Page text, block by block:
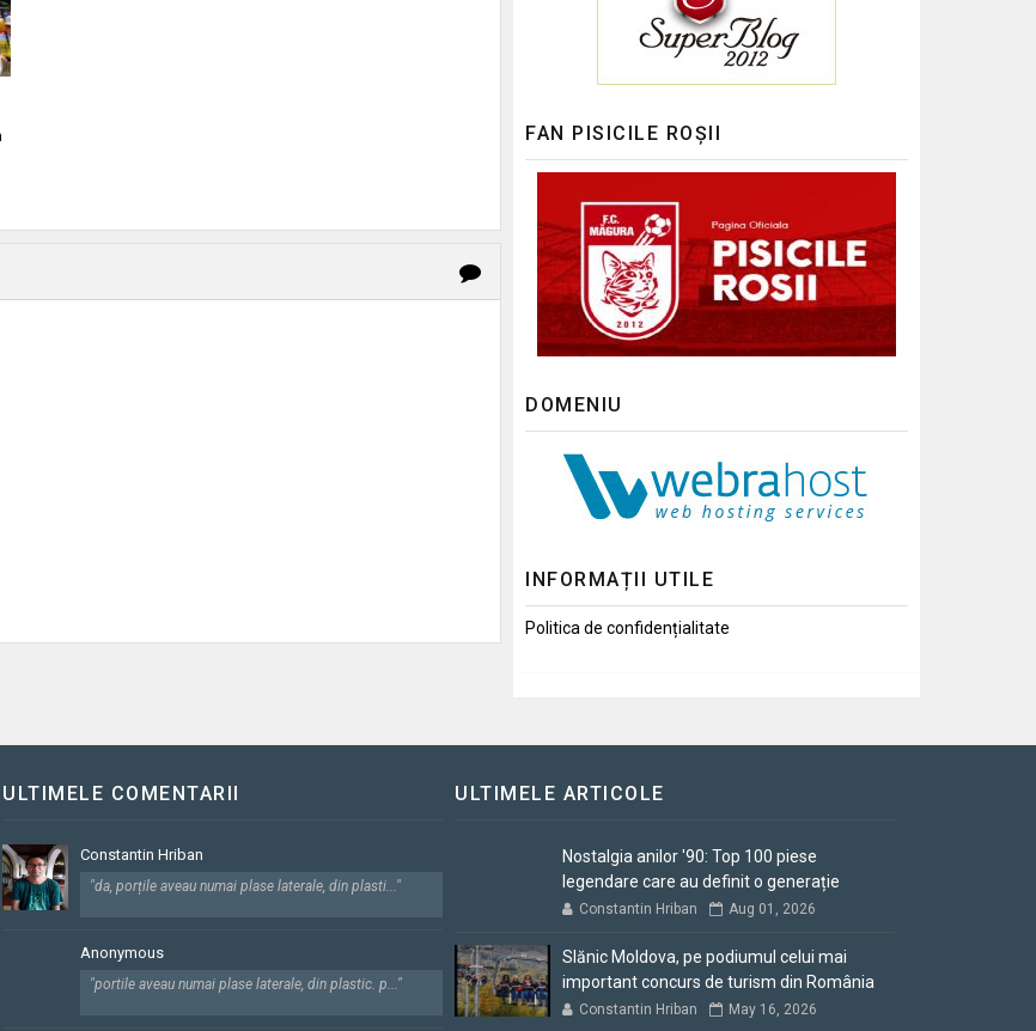
FAN PISICILE ROȘII
DOMENIU
INFORMAȚII UTILE
Politica de confidențialitate
ULTIMELE COMENTARII
Constantin Hriban
"da, porțile aveau numai plase laterale, din plasti..."
Anonymous
"portile aveau numai plase laterale, din plastic. p..."
ULTIMELE ARTICOLE
Nostalgia anilor '90: Top 100 piese
legendare care au definit o generație
Constantin Hriban Aug 01, 2026
Slănic Moldova, pe podiumul celui mai
important concurs de turism din România
Constantin Hriban May 16, 2026